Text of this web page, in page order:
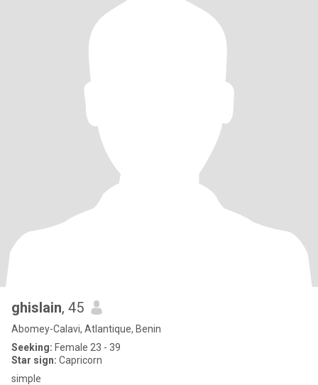
ghislain, 45
Abomey-Calavi, Atlantique, Benin
Seeking: Female 23 - 39
Star sign: Capricorn
simple